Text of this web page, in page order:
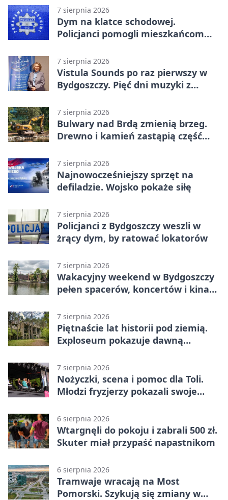
Bydgoszczanie wywieźli punkt z
Wronek
7 sierpnia 2026
Dym na klatce schodowej.
Policjanci pomogli mieszkańcom
7 sierpnia 2026
Vistula Sounds po raz pierwszy w
Bydgoszczy. Pięć dni muzyki z
7 sierpnia 2026
Bulwary nad Brdą zmienią brzeg.
Drewno i kamień zastąpią część
7 sierpnia 2026
Najnowocześniejszy sprzęt na
defiladzie. Wojsko pokaże siłę
7 sierpnia 2026
Policjanci z Bydgoszczy weszli w
żrący dym, by ratować lokatorów
7 sierpnia 2026
Wakacyjny weekend w Bydgoszczy
pełen spacerów, koncertów i kina
7 sierpnia 2026
Piętnaście lat historii pod ziemią.
Exploseum pokazuje dawną
7 sierpnia 2026
Nożyczki, scena i pomoc dla Toli.
Młodzi fryzjerzy pokazali swoje
6 sierpnia 2026
Wtargnęli do pokoju i zabrali 500 zł.
Skuter miał przypaść napastnikom
6 sierpnia 2026
Tramwaje wracają na Most
Pomorski. Szykują się zmiany w